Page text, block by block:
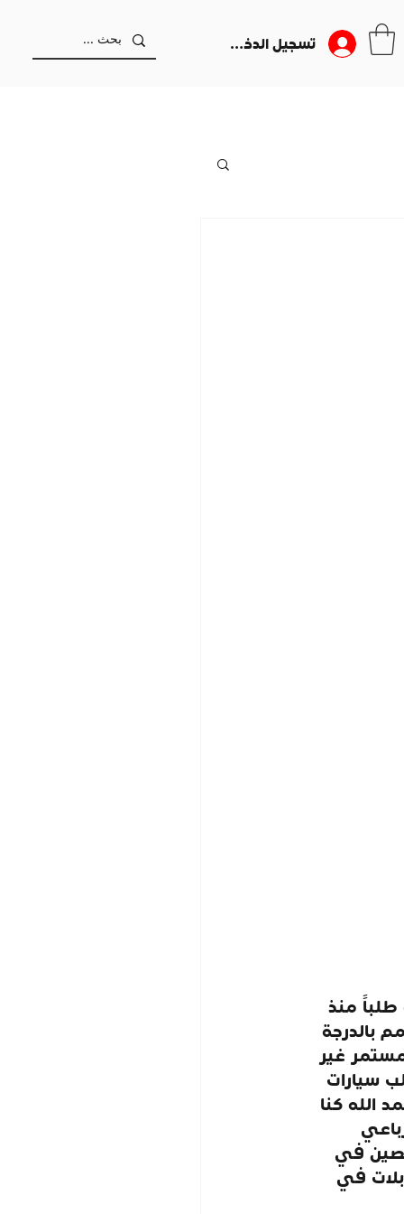
تسجيل الدخول
منذ
بالدرجة
غير
سيارات
الله كنا
في
في